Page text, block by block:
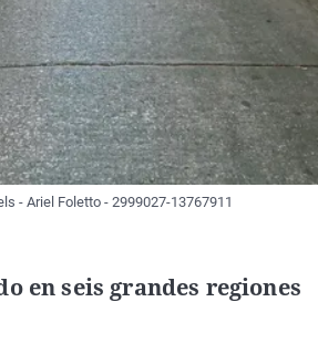
- Ariel Foletto - 2999027-13767911
en seis grandes regiones